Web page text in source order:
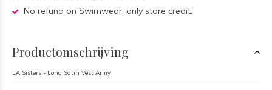
No refund on Swimwear, only store credit.
Productomschrijving
LA Sisters - Long Satin Vest Army